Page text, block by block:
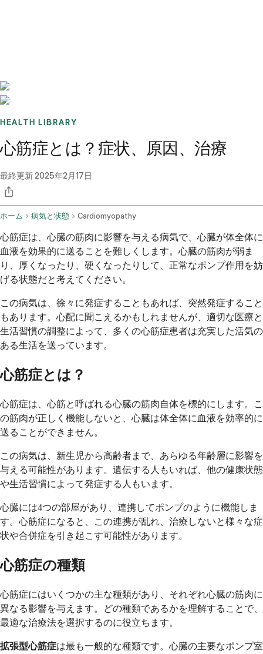
HEALTH LIBRARY
心筋症とは？症状、原因、治療
最終更新2025年2月17日
ホーム 病気と状態 Cardiomyopathy
心筋症は、心臓の筋肉に影響を与える病気で、心臓が体全体に
血液を効果的に送ることを難しくします。心臓の筋肉が弱ま
り、厚くなったり、硬くなったりして、正常なポンプ作用を妨
げる状態だと考えてください。
この病気は、徐々に発症することもあれば、突然発症すること
もあります。心配に聞こえるかもしれませんが、適切な医療と
生活習慣の調整によって、多くの心筋症患者は充実した活気の
ある生活を送っています。
心筋症とは？
心筋症は、心筋と呼ばれる心臓の筋肉自体を標的にします。こ
の筋肉が正しく機能しないと、心臓は体全体に血液を効率的に
送ることができません。
この病気は、新生児から高齢者まで、あらゆる年齢層に影響を
与える可能性があります。遺伝する人もいれば、他の健康状態
や生活習慣によって発症する人もいます。
心臓には4つの部屋があり、連携してポンプのように機能しま
す。心筋症になると、この連携が乱れ、治療しないと様々な症
状や合併症を引き起こす可能性があります。
心筋症の種類
心筋症にはいくつかの主な種類があり、それぞれ心臓の筋肉に
異なる影響を与えます。どの種類であるかを理解することで、
最適な治療法を選択するのに役立ちます。
拡張型心筋症は最も一般的な種類です。心臓の主要なポンプ室